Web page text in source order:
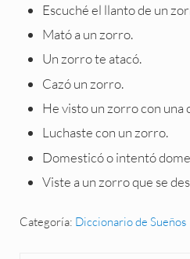
Escuché el llanto de un
Mató a un zorro.
Un zorro te atacó.
Cazó un zorro.
He visto un zorro con una
Luchaste con un zorro.
Domesticó o intentó
Viste a un zorro que se
Categoría: Diccionario de Sueños